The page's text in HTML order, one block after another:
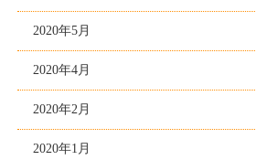
2020年5月
2020年4月
2020年2月
2020年1月